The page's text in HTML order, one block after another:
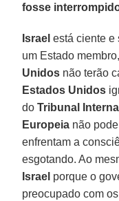
fosse
Israel está ciente e
um Estado
Unidos não terão
Estados Unidos
doTribunal
Europeia não
enfrentam a
esgotando. Ao
Israel porque o
preocupado com